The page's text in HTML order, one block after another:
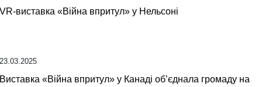
VR-виставка «Війна впритул» у Нельсоні
23.03.2025
Виставка «Війна впритул» у Канаді об’єднала громаду на